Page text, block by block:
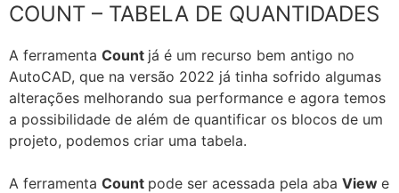
COUNT – TABELA DE QUANTIDADES
A ferramenta Count já é um recurso bem antigo no
AutoCAD, que na versão 2022 já tinha sofrido algumas
alterações melhorando sua performance e agora temos
a possibilidade de além de quantificar os blocos de um
projeto, podemos criar uma tabela.
A ferramenta Count pode ser acessada pela aba View e